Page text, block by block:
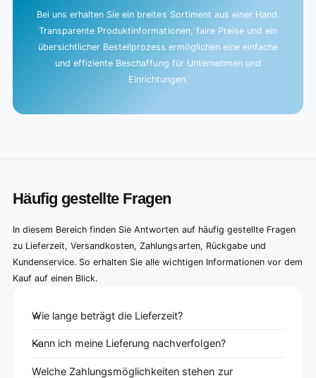
Bei uns erhalten Sie ein breites Sortiment aus einer Hand.
Transparente Produktinformationen, faire Preise und ein
übersichtlicher Bestellprozess ermöglichen eine einfache
und effiziente Beschaffung für Unternehmen und
Einrichtungen.
Häufig gestellte Fragen
In diesem Bereich finden Sie Antworten auf häufig gestellte Fragen
zu Lieferzeit, Versandkosten, Zahlungsarten, Rückgabe und
Kundenservice. So erhalten Sie alle wichtigen Informationen vor dem
Kauf auf einen Blick.
Wie lange beträgt die Lieferzeit?
Kann ich meine Lieferung nachverfolgen?
Welche Zahlungsmöglichkeiten stehen zur